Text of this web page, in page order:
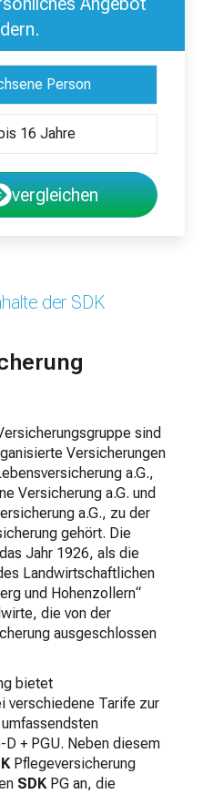
Person
16 Jahre
vergleichen
der SDK
sind
Versicherungen
a.G.,
Versicherung a.G. und
a.G., zu der
gehört. Die
Jahr 1926, als die
Landwirtschaftlichen
und Hohenzollern“
die von der
ausgeschlossen
bietet
verschiedene Tarife zur
D + PGU. Neben diesem
Pflegeversicherung
SDKPG an, die